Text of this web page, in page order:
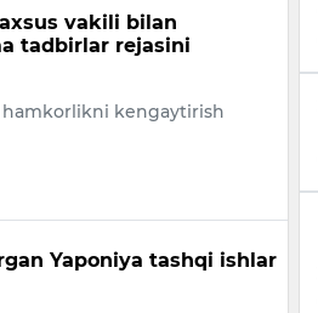
vakili bilan
tadbirlar rejasini
hamkorlikni kengaytirish
Yaponiya tashqi ishlar